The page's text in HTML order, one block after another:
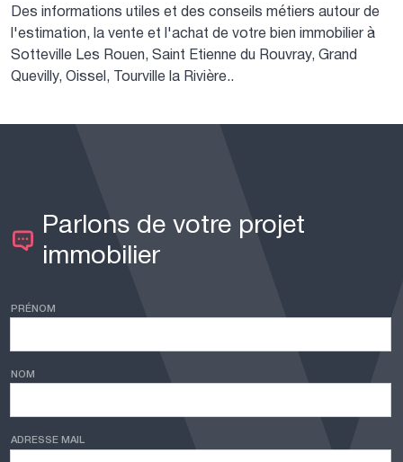
Des informations utiles et des conseils métiers autour de
l'estimation, la vente et l'achat de votre bien immobilier à
Sotteville Les Rouen, Saint Etienne du Rouvray, Grand
Quevilly, Oissel, Tourville la Rivière..
Parlons de votre projet
immobilier
PRÉNOM
NOM
ADRESSE MAIL